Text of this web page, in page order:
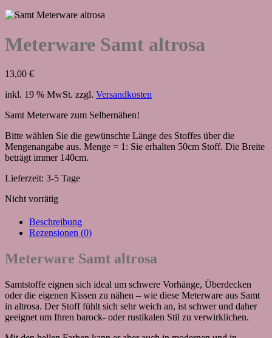
Meterware Samt altrosa
13,00 €
inkl. 19 % MwSt. zzgl. Versandkosten
Samt Meterware zum Selbernähen!
Bitte wählen Sie die gewünschte Länge des Stoffes über die
Mengenangabe aus. Menge = 1: Sie erhalten 50cm Stoff. Die Breite
beträgt immer 140cm.
Lieferzeit: 3-5 Tage
Nicht vorrätig
Beschreibung
Rezensionen (0)
Meterware Samt altrosa
Samtstoffe eignen sich ideal um schwere Vorhänge, Überdecken
oder die eigenen Kissen zu nähen – wie diese Meterware aus Samt
in altrosa. Der Stoff fühlt sich sehr weich an, ist schwer und daher
geeignet um Ihren barock- oder rustikalen Stil zu verwirklichen.